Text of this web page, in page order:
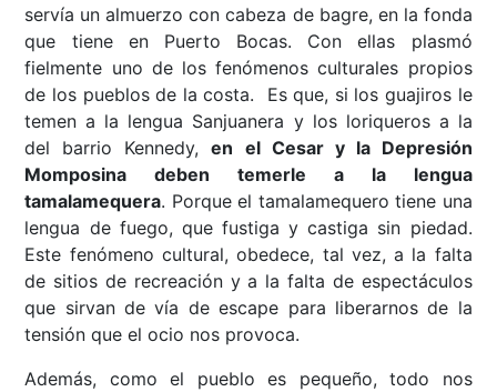
servía un almuerzo con cabeza de bagre, en la fonda
que tiene en Puerto Bocas. Con ellas plasmó
fielmente uno de los fenómenos culturales propios
de los pueblos de la costa. Es que, si los guajiros le
temen a la lengua Sanjuanera y los loriqueros a la
del barrio Kennedy,en el Cesar y la Depresión
Momposina deben temerle a la lengua
tamalamequera. Porque el tamalamequero tiene una
lengua de fuego, que fustiga y castiga sin piedad.
Este fenómeno cultural, obedece, tal vez, a la falta
de sitios de recreación y a la falta de espectáculos
que sirvan de vía de escape para liberarnos de la
tensión que el ocio nos provoca.
Además, como el pueblo es pequeño, todo nos